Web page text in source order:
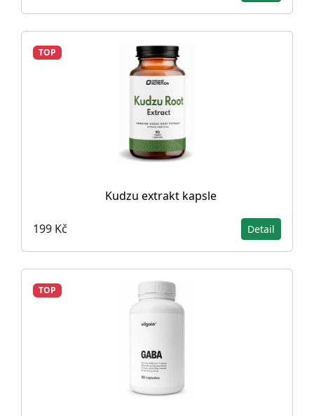
TOP
Kudzu extrakt kapsle
199 Kč Detail
TOP